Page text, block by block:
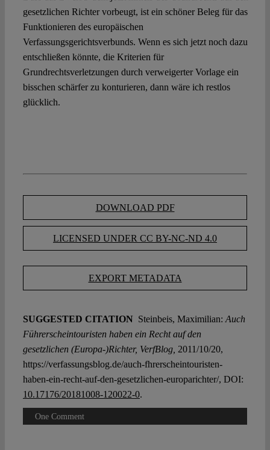
gesetzlichen Richter vorbeugt, ist ein schöner Beleg für das
Funktionieren des europäischen
Verfassungsgerichtsverbunds. Wenn es sich jetzt noch dazu
entschließen könnte, die Kriterien für
Grundrechtsverletzungen durch verweigerter Vorlage ein
bisschen schärfer zu konturieren, dann wäre ich restlos
glücklich.
DOWNLOAD PDF
LICENSED UNDER CC BY-NC-ND 4.0
EXPORT METADATA
SUGGESTED CITATION Steinbeis, Maximilian: Auch
Führerscheintouristen haben ein Recht auf den
gesetzlichen (Europa-)Richter, VerfBlog, 2011/10/20,
https://verfassungsblog.de/auch-fhrerscheintouristen-
haben-ein-recht-auf-den-gesetzlichen-europarichter/, DOI:
10.17176/20181008-120022-0.
One Comment